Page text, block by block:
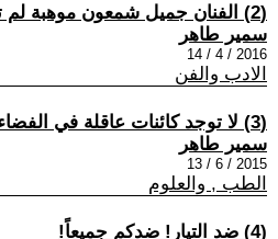
(2) الفنان جميل شمعون موهبة لم تأخذ حقها
سمير طاهر
2016 / 4 / 14
الادب والفن
(3) لا توجد كائنات عاقلة في الفضاء الخارجي
سمير طاهر
2015 / 6 / 13
الطب , والعلوم
(4) ضد التيار! ضدكم جميعاً!